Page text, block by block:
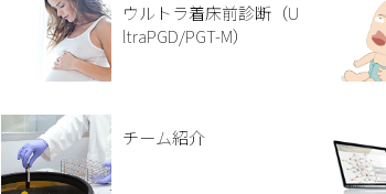
ウルトラ着床前診断（U
ltraPGD/PGT-M）
チーム紹介